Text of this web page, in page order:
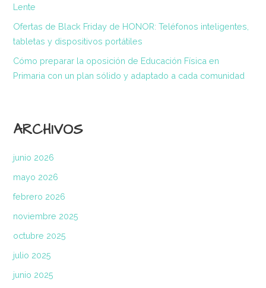
Lente
Ofertas de Black Friday de HONOR: Teléfonos inteligentes,
tabletas y dispositivos portátiles
Cómo preparar la oposición de Educación Física en
Primaria con un plan sólido y adaptado a cada comunidad
ARCHIVOS
junio 2026
mayo 2026
febrero 2026
noviembre 2025
octubre 2025
julio 2025
junio 2025